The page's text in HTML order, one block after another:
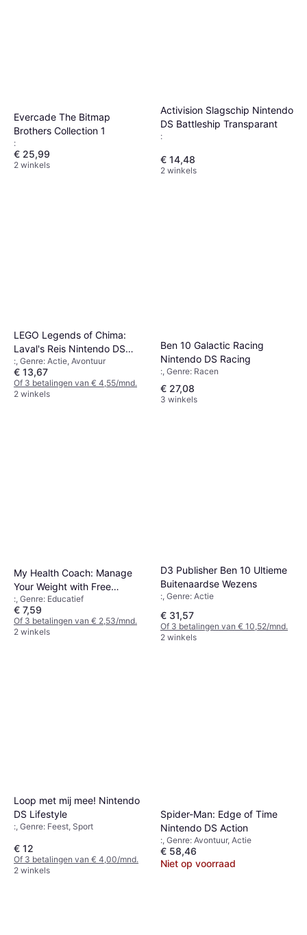
Evercade The Bitmap
Brothers Collection 1
:
€ 25,99
2 winkels
Activision Slagschip Nintendo
DS Battleship Transparant
:
€ 14,48
2 winkels
LEGO Legends of Chima:
Laval's Reis Nintendo DS
Action
:, Genre: Actie, Avontuur
€ 13,67
Of 3 betalingen van € 4,55/mnd.
2 winkels
Ben 10 Galactic Racing
Nintendo DS Racing
:, Genre: Racen
€ 27,08
3 winkels
My Health Coach: Manage
Your Weight with Free
Pedometer (DS)
:, Genre: Educatief
€ 7,59
Of 3 betalingen van € 2,53/mnd.
2 winkels
D3 Publisher Ben 10 Ultieme
Buitenaardse Wezens
:, Genre: Actie
€ 31,57
Of 3 betalingen van € 10,52/mnd.
2 winkels
Loop met mij mee! Nintendo
DS Lifestyle
:, Genre: Feest, Sport
€ 12
Of 3 betalingen van € 4,00/mnd.
2 winkels
Spider-Man: Edge of Time
Nintendo DS Action
:, Genre: Avontuur, Actie
€ 58,46
Niet op voorraad